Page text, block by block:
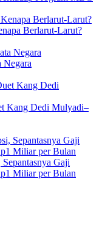
Berlarut-Larut?
Negara
Kang Dedi Mulyadi–
Gaji
Miliar per Bulan